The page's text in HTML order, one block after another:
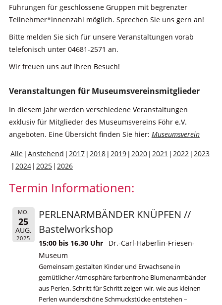
Führungen für geschlossene Gruppen mit begrenzter
Teilnehmer*innenzahl möglich. Sprechen Sie uns gern an!
Bitte melden Sie sich für unsere Veranstaltungen vorab
telefonisch unter 04681-2571 an.
Wir freuen uns auf Ihren Besuch!
Veranstaltungen für Museumsvereinsmitglieder
In diesem Jahr werden verschiedene Veranstaltungen
exklusiv für Mitglieder des Museumsvereins Föhr e.V.
angeboten. Eine Übersicht finden Sie hier: Museumsverein
Alle Anstehend 2017 2018 2019 2020 2021 2022
2023
2024 2025 2026
Termin Informationen:
MO.
25
AUG.
2025
PERLENARMBÄNDER KNÜPFEN //
Bastelworkshop
15:00 bis 16.30 Uhr
Dr.-Carl-Häberlin-Friesen-
Museum
Gemeinsam gestalten Kinder und Erwachsene in
gemütlicher Atmosphäre farbenfrohe Blumenarmbänder
aus Perlen. Schritt für Schritt zeigen wir, wie aus kleinen
Perlen wunderschöne Schmuckstücke entstehen –